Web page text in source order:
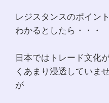
レジスタンスのポイン
わかるとしたら・・・
日本ではトレード文化
くあまり浸透していま
が